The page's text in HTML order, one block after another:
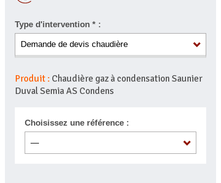
Type d'intervention * :
Produit : Chaudière gaz à condensation Saunier
Duval Semia AS Condens
Choisissez une référence :